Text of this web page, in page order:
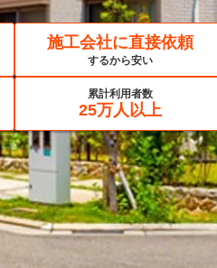
施工会社に直接依頼
するから安い
累計利用者数
25万人以上